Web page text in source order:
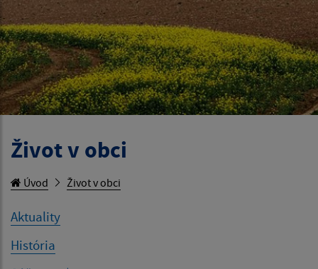
Život v obci
Úvod Život v obci
Aktuality
História